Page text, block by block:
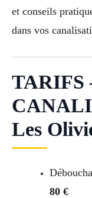
et conseils
dans vos
TARIFS
Les
80 €